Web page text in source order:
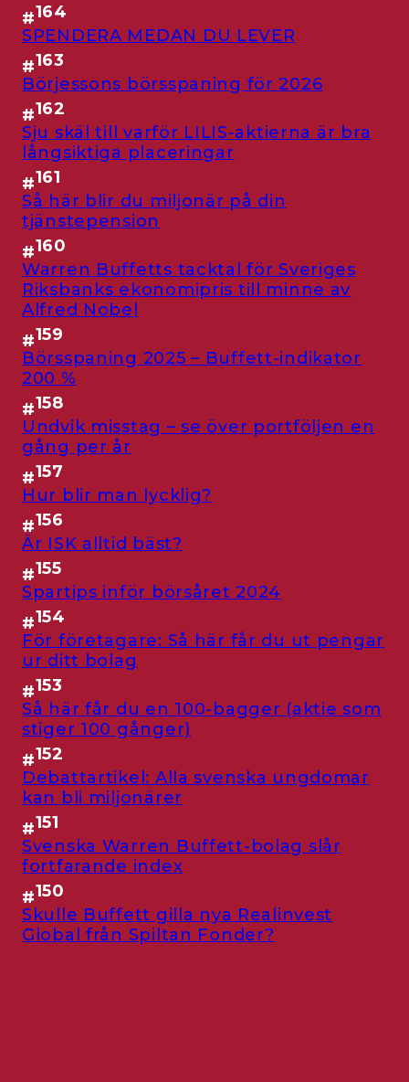
#164
SPENDERA MEDAN DU LEVER
#163
Börjessons börsspaning för 2026
#162
Sju skäl till varför LILIS-aktierna är bra
långsiktiga placeringar
#161
Så här blir du miljonär på din
tjänstepension
#160
Warren Buffetts tacktal för Sveriges
Riksbanks ekonomipris till minne av
Alfred Nobel
#159
Börsspaning 2025 – Buffett-indikator
200 %
#158
Undvik misstag – se över portföljen en
gång per år
#157
Hur blir man lycklig?
#156
Är ISK alltid bäst?
#155
Spartips inför börsåret 2024
#154
För företagare: Så här får du ut pengar
ur ditt bolag
#153
Så här får du en 100-bagger (aktie som
stiger 100 gånger)
#152
Debattartikel: Alla svenska ungdomar
kan bli miljonärer
#151
Svenska Warren Buffett-bolag slår
fortfarande index
#150
Skulle Buffett gilla nya Realinvest
Global från Spiltan Fonder?